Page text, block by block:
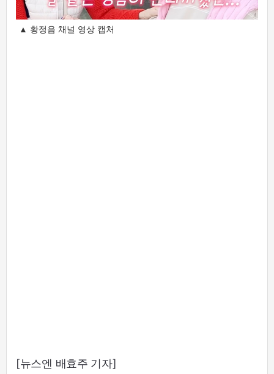
▲ 황정음 채널 영상 캡처
[뉴스엔 배효주 기자]